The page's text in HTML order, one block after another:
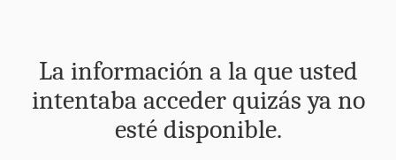
La información a la que usted
intentaba acceder quizás ya no
esté disponible.